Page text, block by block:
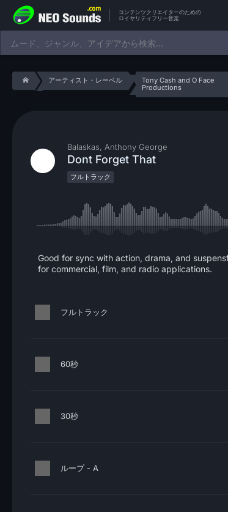
コンテンツクリエイターのための
ロイヤリティフリー音楽
アーティスト・レーベル
Tony Cash and O Face
Productions
Balaskas, Anthony George
Dont Forget That
フルトラック
Good for sync with action, drama, and
for commercial, film, and radio applications.
フルトラック
60秒
30秒
ループ - A